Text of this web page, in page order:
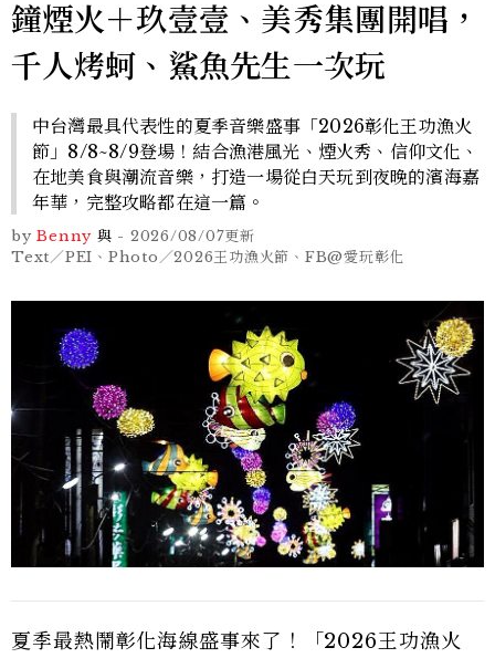
鐘煙火＋玖壹壹、美秀集團開唱，
千人烤蚵、鯊魚先生一次玩
中台灣最具代表性的夏季音樂盛事「2026彰化王功漁火
節」8/8~8/9登場！結合漁港風光、煙火秀、信仰文化、
在地美食與潮流音樂，打造一場從白天玩到夜晚的濱海嘉
年華，完整攻略都在這一篇。
by Benny 與 - 2026/08/07更新
Text／PEI、Photo／2026王功漁火節、FB@愛玩彰化
夏季最熱鬧彰化海線盛事來了！「2026王功漁火